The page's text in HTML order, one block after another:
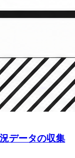
データの収集